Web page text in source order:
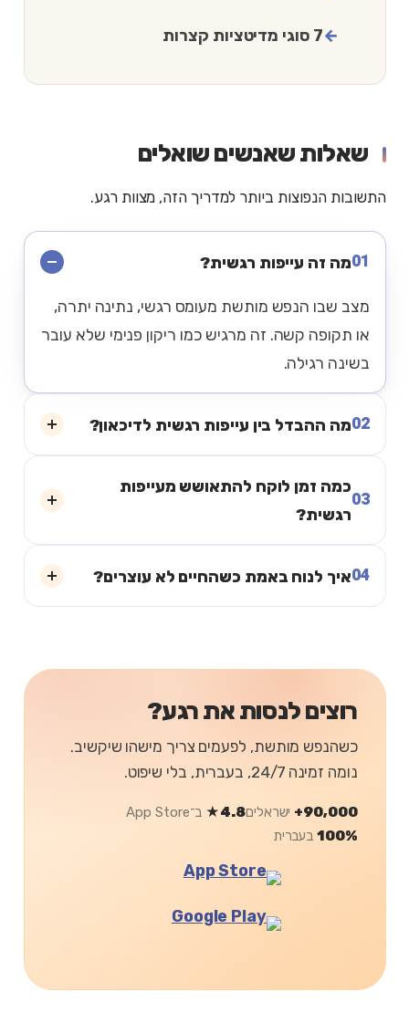
7 סוגי מדיטציות קצרות
שאלות שאנשים שואלים
התשובות הנפוצות ביותר למדריך הזה, מצוות רגע.
01מה זה עייפות רגשית?
מצב שבו הנפש מותשת מעומס רגשי, נתינה יתרה,
או תקופה קשה. זה מרגיש כמו ריקון פנימי שלא עובר
בשינה רגילה.
02מה ההבדל בין עייפות רגשית לדיכאון?
03
כמה זמן לוקח להתאושש מעייפות
רגשית?
04איך לנוח באמת כשהחיים לא עוצרים?
רוצים לנסות את רגע?
כשהנפש מותשת, לפעמים צריך מישהו שיקשיב.
נומה זמינה 24/7, בעברית, בלי שיפוט.
90,000+ ישראלים4.8★
ב־App Store
100%בעברית